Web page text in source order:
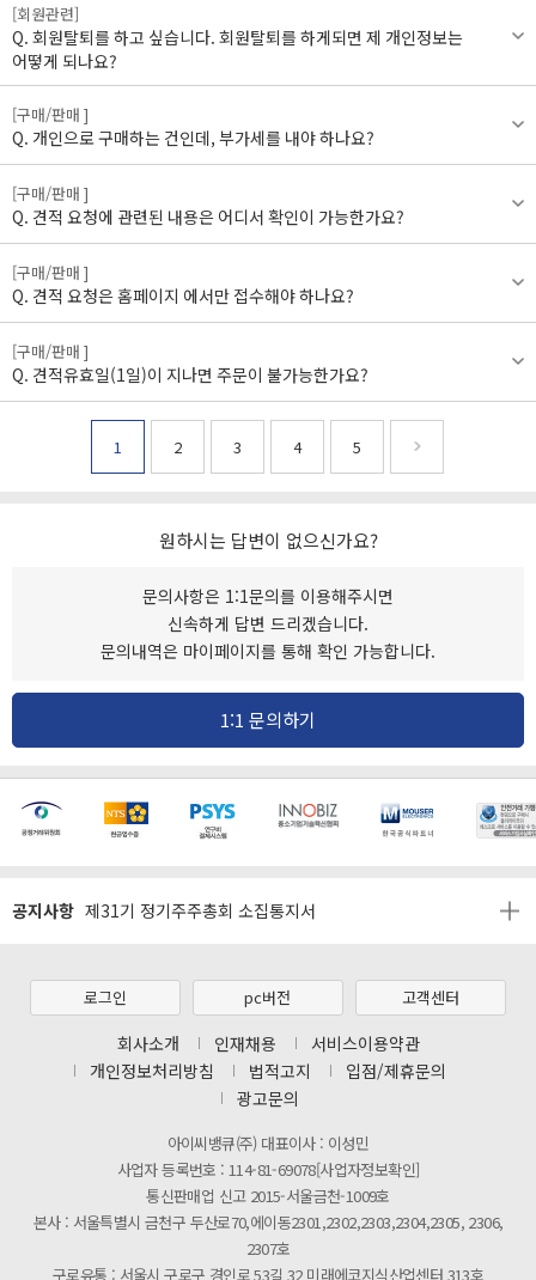
[회원관련]
회원탈퇴를 하고 싶습니다. 회원탈퇴를 하게되면 제 개인정보는
어떻게 되나요?
[구매/판매 ]
개인으로 구매하는 건인데, 부가세를 내야 하나요?
[구매/판매 ]
견적 요청에 관련된 내용은 어디서 확인이 가능한가요?
[구매/판매 ]
견적 요청은 홈페이지 에서만 접수해야 하나요?
[구매/판매 ]
견적유효일(1일)이 지나면 주문이 불가능한가요?
1 2 3 4 5
원하시는 답변이 없으신가요?
문의사항은 1:1문의를 이용해주시면
신속하게 답변 드리겠습니다.
문의내역은 마이페이지를 통해 확인 가능합니다.
1:1 문의하기
공지사항
[마일리지 적립 및 사용 정책 개편 안내]
제31기 정기주주총회 소집통지서
[2026년 8월 신용카드 무이자 행사 안내]
제31기 정기주주총회 소집통지서
[마일리지 적립 및 사용 정책 개편 안내]
로그인 pc버전 고객센터
회사소개 인재채용
서비스이용약관
개인정보처리방침
법적고지
입점/제휴문의
광고문의
아이씨뱅큐(주) 대표이사 : 이성민
사업자 등록번호 : 114-81-69078[사업자정보확인]
통신판매업 신고 2015-서울금천-1009호
본사 : 서울특별시 금천구 두산로70,에이동2301,2302,2303,2304,2305, 2306,
2307호
구로유통 : 서울시 구로구 경인로 53길 32 미래에코지식산업센터 313호